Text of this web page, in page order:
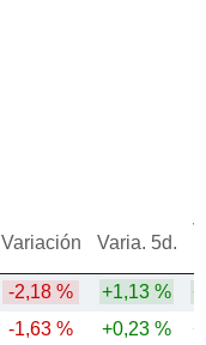
Variación Varia. 5d.
-2,18 % +1,13 %
-1,63 % +0,23 %